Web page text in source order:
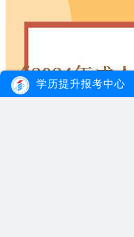
学历提升报考中心